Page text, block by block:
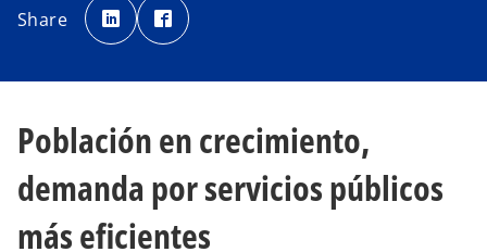
Share e
a
b
p
e
t
a
ñ
n
u
e
a
p
e
t
a
ñ
n
u
Población en crecimiento,
demanda por servicios públicos
más eficientes